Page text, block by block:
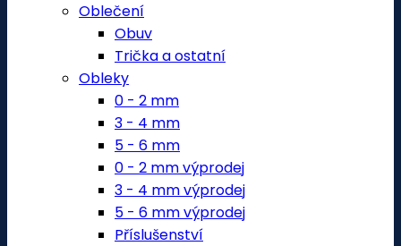
Oblečení
Obuv
Trička a ostatní
Obleky
0 - 2 mm
3 - 4 mm
5 - 6 mm
0 - 2 mm výprodej
3 - 4 mm výprodej
5 - 6 mm výprodej
Příslušenství